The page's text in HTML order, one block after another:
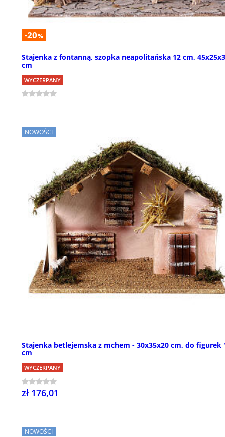
-20%
Stajenka z fontanną, szopka neapolitańska 12 cm,
cm
WYCZERPANY
NOWOŚCI
Stajenka betlejemska z mchem - 30x35x20 cm, do figurek
cm
WYCZERPANY
zł 176,01
NOWOŚCI